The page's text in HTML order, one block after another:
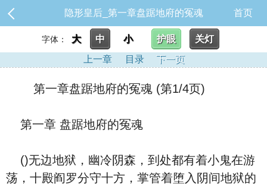
隐形皇后_第一章盘踞地府的冤魂 首页
字体： 大 中 小 护眼
关灯
上一章
目录 下一页
第一章盘踞地府的冤魂 (第1/4页)
第一章 盘踞地府的冤魂
()无边地狱，幽冷阴森，到处都有着小鬼在游
荡，十殿阎罗分守十方，掌管着堕⼊阴间地狱的